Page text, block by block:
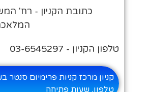
טלפון הקניון - 03-6545297
קניון מרכז קניות פרימיום סנטר
טלפון, שעות פתיחה